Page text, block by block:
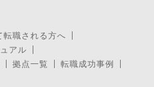
転職される方へ
アル
拠点一覧
転職成功事例